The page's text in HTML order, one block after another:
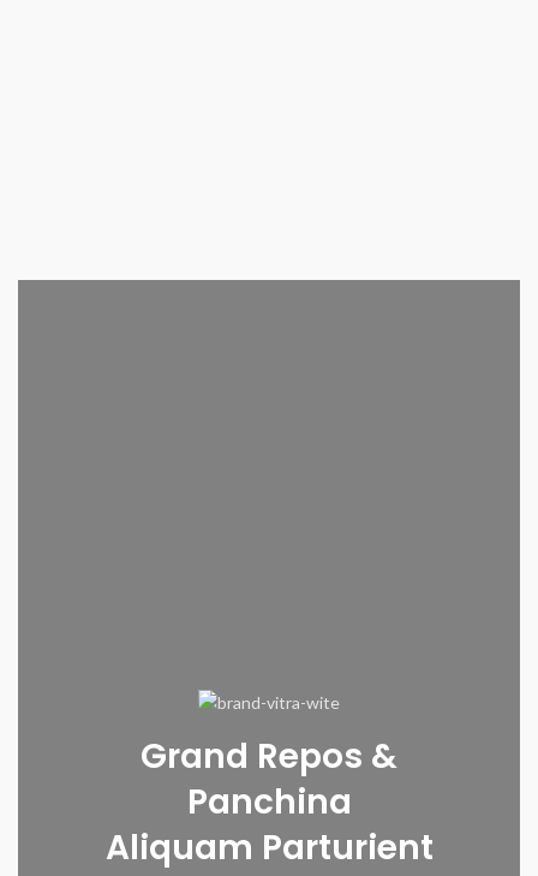
Grand Repos &
Panchina
Aliquam Parturient